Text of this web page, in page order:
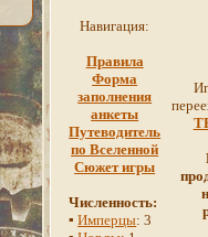
Навигация:
Правила
Форма
заполнения
анкеты
Путеводитель
по Вселенной
Сюжет игры
Численность:
▪Имперцы: 3